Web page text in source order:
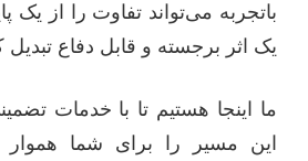
باتجربه می‌تواند تفاوت را از یک
یک اثر برجسته و قابل دفاع تبدیل
ما اینجا هستیم تا با خدمات
این مسیر را برای شما هموار